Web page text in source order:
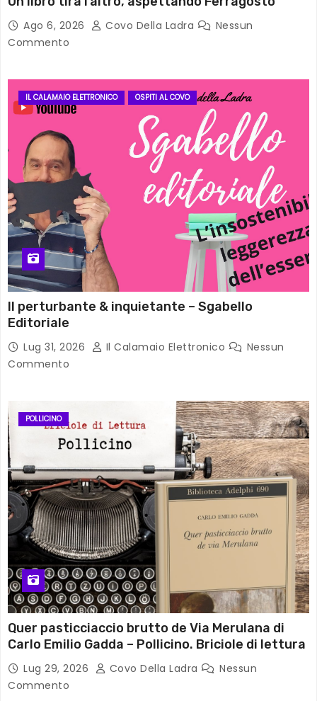
Ago 6, 2026 Covo Della Ladra
Nessun
Commento
IL CALAMAIO ELETTRONICO OSPITI AL COVO
Il perturbante & inquietante – Sgabello
Editoriale
Lug 31, 2026 Il Calamaio Elettronico
Nessun
Commento
POLLICINO
Quer pasticciaccio brutto de Via Merulana di
Carlo Emilio Gadda – Pollicino. Briciole di lettura
Lug 29, 2026 Covo Della Ladra
Nessun
Commento